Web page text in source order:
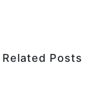
Related Posts